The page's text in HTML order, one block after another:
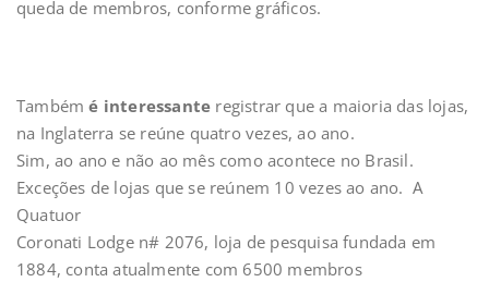
queda de membros, conforme gráficos.
Também é interessante registrar que a maioria das lojas,
na Inglaterra se reúne quatro vezes, ao ano.
Sim, ao ano e não ao mês como acontece no Brasil.
Exceções de lojas que se reúnem 10 vezes ao ano. A
Quatuor
Coronati Lodge n# 2076, loja de pesquisa fundada em
1884, conta atualmente com 6500 membros